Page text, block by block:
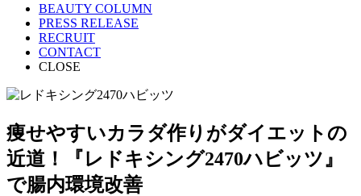
BEAUTY COLUMN
PRESS RELEASE
RECRUIT
CONTACT
CLOSE
痩せやすいカラダ作りがダイエットの
近道！『レドキシング2470ハビッツ』
で腸内環境改善